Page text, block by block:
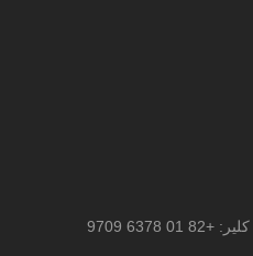
كلير: +82 01 6378 9709